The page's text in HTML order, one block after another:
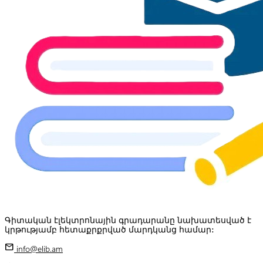
Գիտական էլեկտրոնային գրադարանը նախատեսված է
կրթությամբ հետաքրքրված մարդկանց համար:
mail info@elib.am